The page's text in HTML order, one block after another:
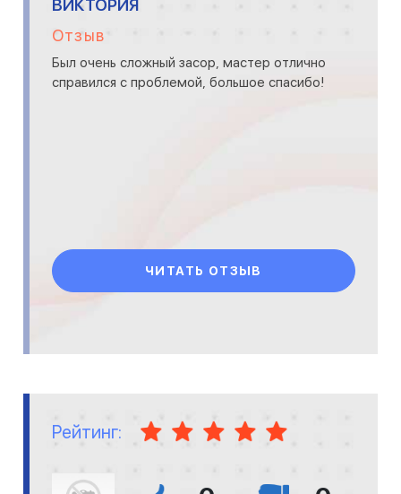
ВИКТОРИЯ
Отзыв
Был очень сложный засор, мастер отлично
справился с проблемой, большое спасибо!
ЧИТАТЬ ОТЗЫВ
Рейтинг: